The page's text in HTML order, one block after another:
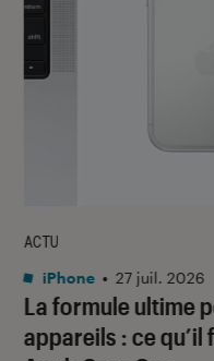
La formule ultime
appareils : ce qu’il
ACTU
iPhone • 27 juil. 2026